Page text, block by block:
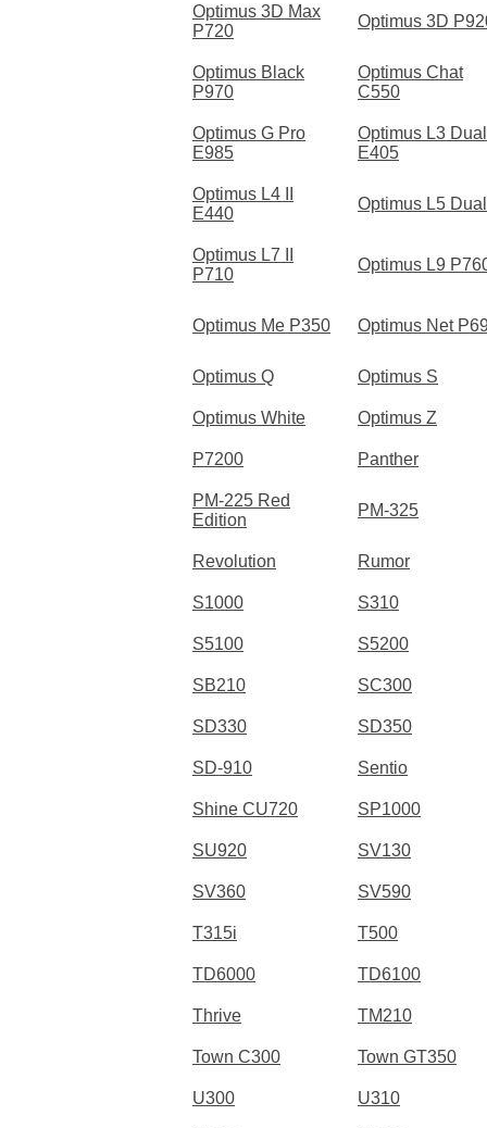
Optimus 3D Max
P720
Optimus 3D
Optimus Black
P970
Optimus Chat
C550
Optimus G Pro
E985
Optimus L3 Dual
E405
Optimus L4 II
E440
Optimus L5 Dual
Optimus L7 II
P710
Optimus L9
Optimus Me P350 Optimus Net
Optimus Q Optimus S
Optimus White Optimus Z
P7200 Panther
PM-225 Red
Edition
PM-325
Revolution Rumor
S1000 S310
S5100 S5200
SB210 SC300
SD330 SD350
SD-910 Sentio
Shine CU720 SP1000
SU920 SV130
SV360 SV590
T315i T500
TD6000 TD6100
Thrive TM210
Town C300 Town GT350
U300 U310